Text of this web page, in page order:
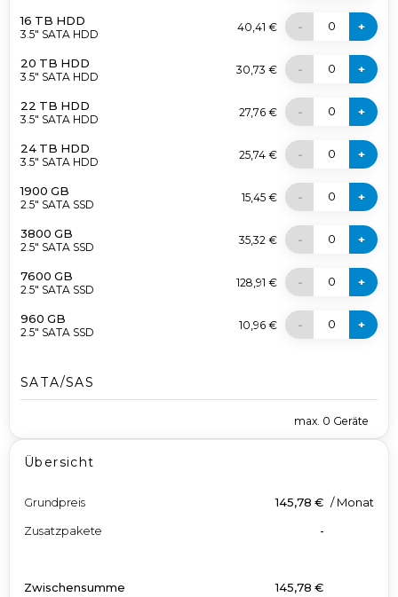
16 TB HDD
3.5" SATA HDD
40,41 € - 0 +
20 TB HDD
3.5" SATA HDD
30,73 € - 0 +
22 TB HDD
3.5" SATA HDD
27,76 € - 0 +
24 TB HDD
3.5" SATA HDD
25,74 € - 0 +
1900 GB
2.5" SATA SSD
15,45 € - 0 +
3800 GB
2.5" SATA SSD
35,32 € - 0 +
7600 GB
2.5" SATA SSD
128,91 € - 0 +
960 GB
2.5" SATA SSD
10,96 € - 0 +
SATA/SAS
max. 0 Geräte
Übersicht
Grundpreis 145,78 € /Monat
Zusatzpakete
-
Zwischensumme 145,78 €